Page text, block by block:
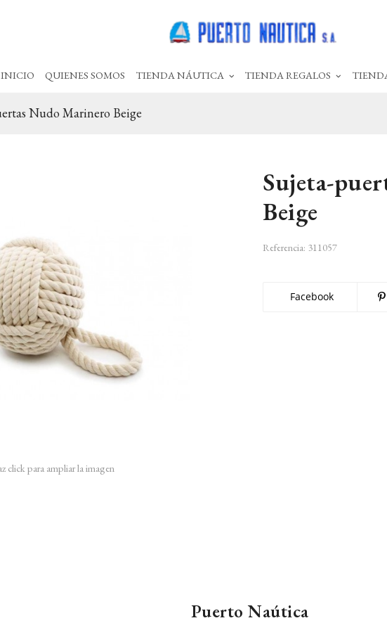
INICIO QUIENES SOMOS TIENDA NÁUTICA TIENDA REGALOS
Nudo Marinero Beige
click para ampliar la imagen
Sujeta-
Beige
Referencia: 311057
Facebook
Puerto Naútica